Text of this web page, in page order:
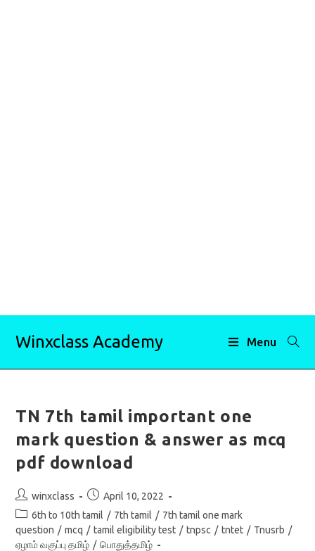
Winxclass Academy Menu
TN 7th tamil important one
mark question & answer as mcq
pdf download
Post
author:
winxclass
Post
published:
April 10, 2022
Post
category:
6th to 10th tamil / 7th tamil / 7th tamil one mark
question / mcq / tamil eligibility test / tnpsc / tntet / Tnusrb /
ஏழாம் வகுப்பு தமிழ் / பொதுத்தமிழ்